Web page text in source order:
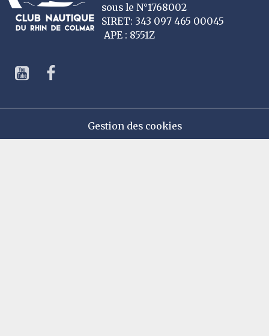
sous le N°1768002
SIRET: 343 097 465 00045
APE : 8551Z
Gestion des cookies